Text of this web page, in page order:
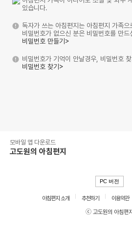
있습니다.
독자가 쓰는 아침편지는 아침편지 가족
비밀번호가 없으신 분은 비밀번호를 만
비밀번호 만들기>
비밀번호가 기억이 안날경우, 비밀번호
비밀번호 찾기>
모바일 앱 다운로드
고도원의 아침편지
PC 버전
아침편지 소개 추천하기 이용약관
ⓒ 고도원의 아침편지